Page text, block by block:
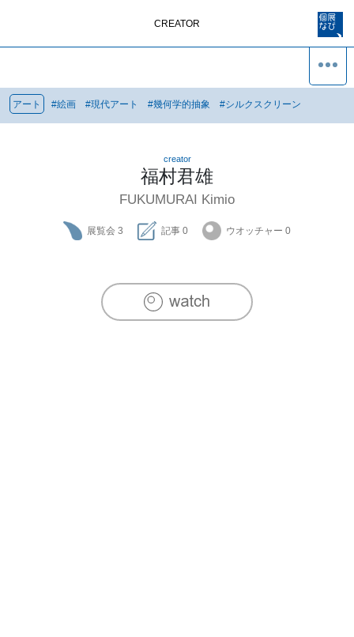
CREATOR
アート #絵画 #現代アート #幾何学的抽象 #シルクスクリーン
creator
福村君雄
FUKUMURAI Kimio
展覧会 3 記事 0 ウオッチャー 0